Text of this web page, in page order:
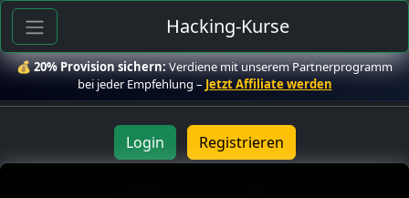
Hacking-Kurse
💰20% Provision sichern:Verdiene mit unserem Partnerprogramm
bei jeder Empfehlung – Jetzt Affiliate werden
Login Registrieren